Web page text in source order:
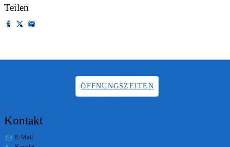
Teilen
ÖFFNUNGSZEITEN
Kontakt
E-Mail